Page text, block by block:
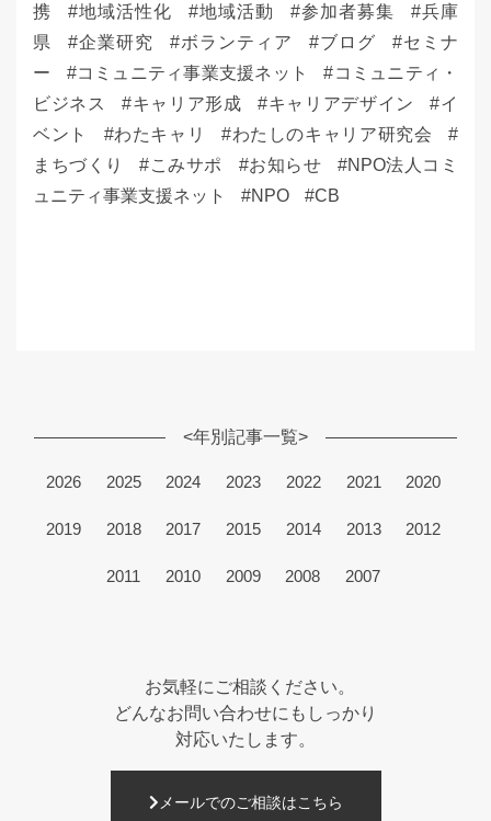
携
地域活性化 地域活動 参加者募集
兵庫
県
企業研究 ボランティア ブログ
セミナ
ー
コミュニティ事業支援ネット
コミュニティ・
ビジネス
キャリア形成 キャリアデザイン
イ
ベント
わたキャリ
わたしのキャリア研究会
まちづくり
こみサポ お知らせ
NPO法人コミ
ュニティ事業支援ネット
NPO CB
<年別記事一覧>
2026 2025 2024 2023 2022 2021 2020
2019 2018 2017 2015 2014 2013 2012
2011 2010 2009 2008 2007
お気軽にご相談ください。
どんなお問い合わせにもしっかり
対応いたします。
メールでのご相談はこちら